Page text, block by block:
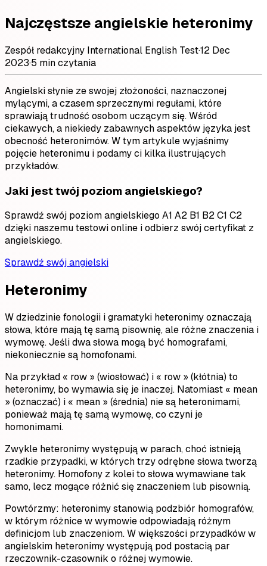
Najczęstsze angielskie heteronimy
Zespół redakcyjny International English Test·12 Dec
2023·5 min czytania
Angielski słynie ze swojej złożoności, naznaczonej
mylącymi, a czasem sprzecznymi regułami, które
sprawiają trudność osobom uczącym się. Wśród
ciekawych, a niekiedy zabawnych aspektów języka jest
obecność heteronimów. W tym artykule wyjaśnimy
pojęcie heteronimu i podamy ci kilka ilustrujących
przykładów.
Jaki jest twój poziom angielskiego?
Sprawdź swój poziom angielskiego A1 A2 B1 B2 C1 C2
dzięki naszemu testowi online i odbierz swój certyfikat z
angielskiego.
Sprawdź swój angielski
Heteronimy
W dziedzinie fonologii i gramatyki heteronimy oznaczają
słowa, które mają tę samą pisownię, ale różne znaczenia i
wymowę. Jeśli dwa słowa mogą być homografami,
niekoniecznie są homofonami.
Na przykład « row » (wiosłować) i « row » (kłótnia) to
heteronimy, bo wymawia się je inaczej. Natomiast « mean
» (oznaczać) i « mean » (średnia) nie są heteronimami,
ponieważ mają tę samą wymowę, co czyni je
homonimami.
Zwykle heteronimy występują w parach, choć istnieją
rzadkie przypadki, w których trzy odrębne słowa tworzą
heteronimy. Homofony z kolei to słowa wymawiane tak
samo, lecz mogące różnić się znaczeniem lub pisownią.
Powtórzmy: heteronimy stanowią podzbiór homografów,
w którym różnice w wymowie odpowiadają różnym
definicjom lub znaczeniom. W większości przypadków w
angielskim heteronimy występują pod postacią par
rzeczownik-czasownik o różnej wymowie.